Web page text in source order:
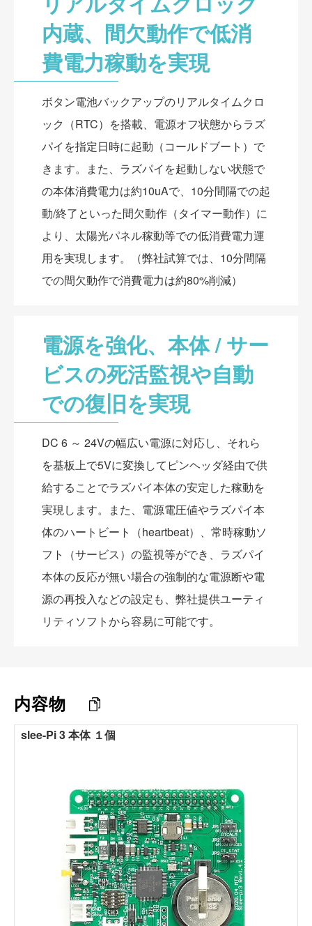
内蔵、間欠動作で低消
費電力稼動を実現
ボタン電池バックアップのリアルタイムクロ
ック（RTC）を搭載、電源オフ状態からラズ
パイを指定日時に起動（コールドブート）で
きます。また、ラズパイを起動しない状態で
の本体消費電力は約10uAで、10分間隔での起
動/終了といった間欠動作（タイマー動作）に
より、太陽光パネル稼動等での低消費電力運
用を実現します。（弊社試算では、10分間隔
での間欠動作で消費電力は約80%削減）
電源を強化、本体 / サー
ビスの死活監視や自動
での復旧を実現
DC 6 ～ 24Vの幅広い電源に対応し、それら
を基板上で5Vに変換してピンヘッダ経由で供
給することでラズパイ本体の安定した稼動を
実現します。また、電源電圧値やラズパイ本
体のハートビート（heartbeat）、常時稼動ソ
フト（サービス）の監視等ができ、ラズパイ
本体の反応が無い場合の強制的な電源断や電
源の再投入などの設定も、弊社提供ユーティ
リティソフトから容易に可能です。
内容物
slee-Pi 3 本体 １個